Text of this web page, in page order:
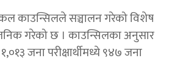
काउन्सिलले सञ्चालन गरेको विशेष
गरेको छ । काउन्सिलका अनुसार
जना परीक्षार्थीमध्ये ९४७ जना